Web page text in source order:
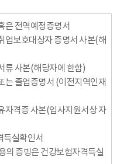
전역예정증명서
보호대상자 증명서 사본(해
사본(해당자에 한함)
졸업증명서 (이전지역인재
격증 사본(입사지원서상 자
실확인서
의 증빙은 건강보험자격득실